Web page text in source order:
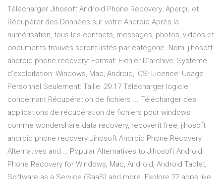
Télécharger Jihosoft Android Phone Recovery. Aperçu et
Récupérer des Données sur votre Android Après la
numérisation, tous les contacts, messages, photos, vidéos et
documents trouvés seront listés par catégorie. Nom: jihosoft
android phone recovery: Format: Fichier D’archive: Système
d’exploitation: Windows, Mac, Android, iOS: Licence: Usage
Personnel Seulement: Taille: 29.17 Télécharger logiciel
concernant Récupération de fichiers ... Télécharger des
applications de récupération de fichiers pour windows
comme wondershare data recovery, recoverit free, jihosoft
android phone recovery Jihosoft Android Phone Recovery
Alternatives and … Popular Alternatives to Jihosoft Android
Phone Recovery for Windows, Mac, Android, Android Tablet,